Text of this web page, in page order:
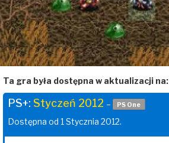
Ta gra była dostępna w aktualizacji na:
PS+: Styczeń 2012 – PS One
Dostępna od 1 Stycznia 2012.